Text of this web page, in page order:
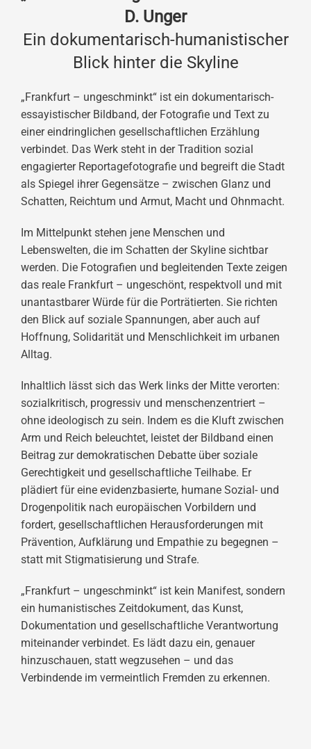
D. Unger
Ein dokumentarisch-humanistischer
Blick hinter die Skyline
„Frankfurt – ungeschminkt“ ist ein dokumentarisch-
essayistischer Bildband, der Fotografie und Text zu
einer eindringlichen gesellschaftlichen Erzählung
verbindet. Das Werk steht in der Tradition sozial
engagierter Reportagefotografie und begreift die Stadt
als Spiegel ihrer Gegensätze – zwischen Glanz und
Schatten, Reichtum und Armut, Macht und Ohnmacht.
Im Mittelpunkt stehen jene Menschen und
Lebenswelten, die im Schatten der Skyline sichtbar
werden. Die Fotografien und begleitenden Texte zeigen
das reale Frankfurt – ungeschönt, respektvoll und mit
unantastbarer Würde für die Porträtierten. Sie richten
den Blick auf soziale Spannungen, aber auch auf
Hoffnung, Solidarität und Menschlichkeit im urbanen
Alltag.
Inhaltlich lässt sich das Werk links der Mitte verorten:
sozialkritisch, progressiv und menschenzentriert –
ohne ideologisch zu sein. Indem es die Kluft zwischen
Arm und Reich beleuchtet, leistet der Bildband einen
Beitrag zur demokratischen Debatte über soziale
Gerechtigkeit und gesellschaftliche Teilhabe. Er
plädiert für eine evidenzbasierte, humane Sozial- und
Drogenpolitik nach europäischen Vorbildern und
fordert, gesellschaftlichen Herausforderungen mit
Prävention, Aufklärung und Empathie zu begegnen –
statt mit Stigmatisierung und Strafe.
„Frankfurt – ungeschminkt“ ist kein Manifest, sondern
ein humanistisches Zeitdokument, das Kunst,
Dokumentation und gesellschaftliche Verantwortung
miteinander verbindet. Es lädt dazu ein, genauer
hinzuschauen, statt wegzusehen – und das
Verbindende im vermeintlich Fremden zu erkennen.